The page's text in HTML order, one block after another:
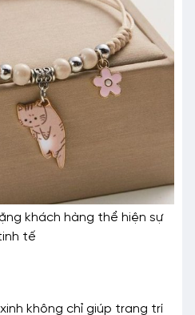
khách hàng thể hiện sự
tế
không chỉ giúp trang trí